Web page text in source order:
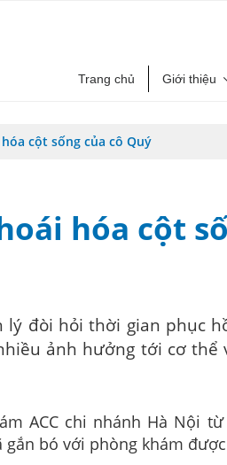
Trang chủ Giới thiệu
cột sống của cô Quý
hóa cột
lý đòi hỏi thời gian phục
ảnh hưởng tới cơ thể
ACC chi nhánh Hà Nội
bó với phòng khám